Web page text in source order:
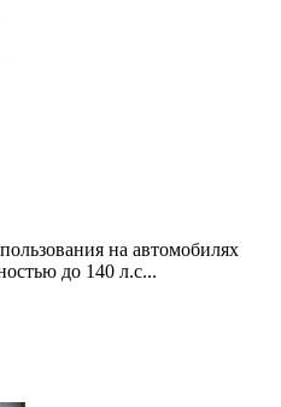
на автомобилях
до 140 л.с...